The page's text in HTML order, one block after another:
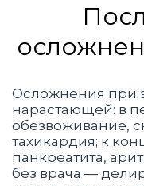
Осложнения при
нарастающей: в
обезвоживание,
тахикардия; к
панкреатита,
без врача —